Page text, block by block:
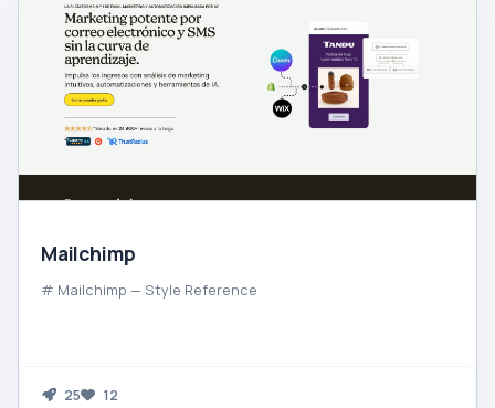
Mailchimp
# Mailchimp — Style Reference
25 12